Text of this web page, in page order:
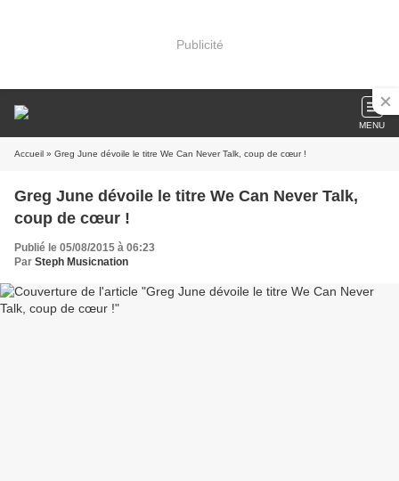
Publicité
MENU
Accueil » Greg June dévoile le titre We Can Never Talk, coup de cœur !
Greg June dévoile le titre We Can Never Talk,
coup de cœur !
Publié le 05/08/2015 à 06:23
Par Steph Musicnation